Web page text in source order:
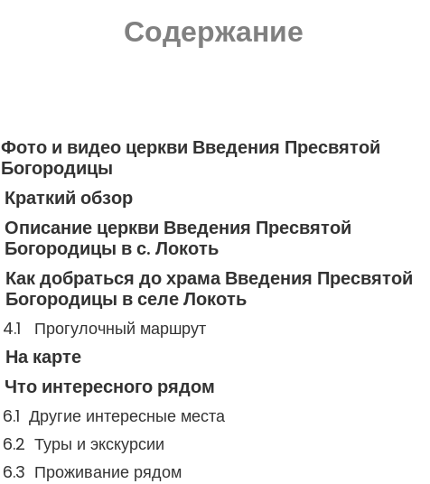
Содержание
Фото и видео церкви Введения Пресвятой
Богородицы
Краткий обзор
Описание церкви Введения Пресвятой
Богородицы в с. Локоть
Как добраться до храма Введения Пресвятой
Богородицы в селе Локоть
Прогулочный маршрут
На карте
Что интересного рядом
Другие интересные места
Туры и экскурсии
Проживание рядом